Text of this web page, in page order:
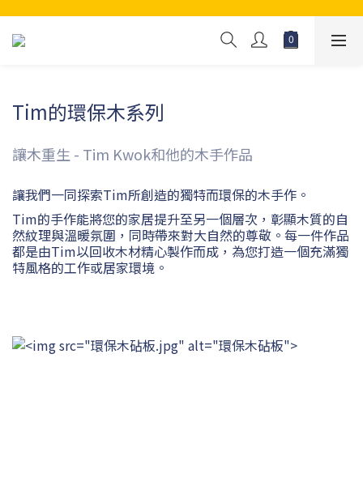
Tim的環保木系列
讓木重生 - Tim Kwok和他的木手作品
讓我們一同探索Tim所創造的獨特而環保的木手作。
Tim的手作能將您的家居提升至另一個層次，彰顯木質的自
然紋理與溫暖氛圍，同時帶來對大自然的尊敬。每一件作品
都是由Tim以回收木材精心製作而成，為您打造一個充滿獨
特風格的工作或居家環境。